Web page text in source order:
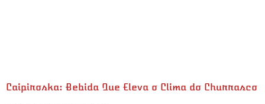
Caipiroska: Bebida Que Eleva o Clima do Churrasco